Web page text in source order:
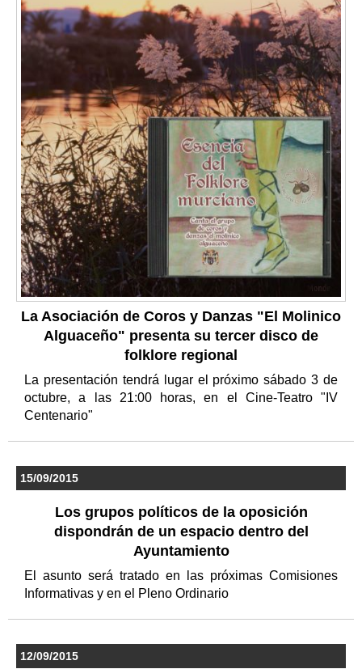
La Asociación de Coros y Danzas "El Molinico
Alguaceño" presenta su tercer disco de
folklore regional
La presentación tendrá lugar el próximo sábado 3 de
octubre, a las 21:00 horas, en el Cine-Teatro "IV
Centenario"
15/09/2015
Los grupos políticos de la oposición
dispondrán de un espacio dentro del
Ayuntamiento
El asunto será tratado en las próximas Comisiones
Informativas y en el Pleno Ordinario
12/09/2015